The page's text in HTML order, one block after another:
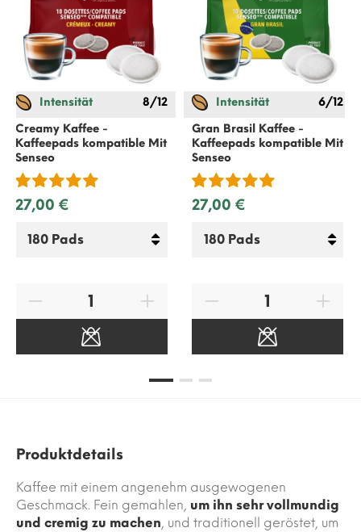
Intensität
8/12
Creamy Kaffee -
Kaffeepads kompatible Mit
Senseo
27,00 €
Intensität
6/12
Gran Brasil Kaffee -
Kaffeepads kompatible Mit
Senseo
27,00 €
Produktdetails
Kaffee mit einem angenehm ausgewogenen
Geschmack. Fein gemahlen, um ihn sehr vollmundig
und cremig zu machen, und traditionell geröstet, um